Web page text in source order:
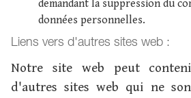
demandant la suppression du
données personnelles.
Liens vers d'autres sites web :
Notre site web peut
d'autres sites web qui ne